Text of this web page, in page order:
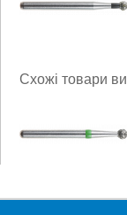
Схожі товари